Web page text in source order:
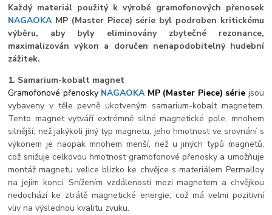
Každý materiál použitý k výrobě gramofonových přenosek
NAGAOKAMP (Master Piece) série byl podroben kritickému
výběru, aby byly eliminovány zbytečné rezonance,
maximalizován výkon a doručen nenapodobitelný hudební
zážitek.
1. Samarium-kobalt magnet
Gramofonové přenosky NAGAOKA MP (Master Piece) série jsou
vybaveny v těle pevně ukotveným samarium-kobalt magnetem.
Tento magnet vytváří extrémně silné magnetické pole, mnohem
silnější, než jakýkoli jiný typ magnetu, jeho hmotnost ve srovnání s
výkonem je naopak mnohem menší, než u jiných typů magnetů,
což snižuje celkovou hmotnost gramofonové přenosky a umožňuje
montáž magnetu velice blízko ke chvějce s materiálem Permalloy
na jejím konci. Snížením vzdálenosti mezi magnetem a chvějkou
nedochází ke ztrátě magnetické energie, což má velmi pozitivní
vliv na výslednou kvalitu zvuku.